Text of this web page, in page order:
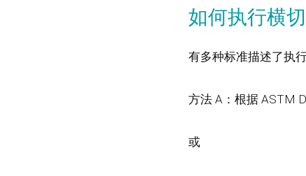
如何执行横
有多种标准描述了执
方法 A：根据 ASTM
或